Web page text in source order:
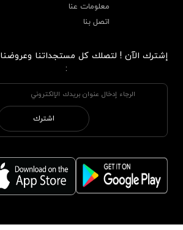
معلومات عنا
اتصل بنا
إشترك الآن ! لتصلك كل مستجداتنا
:
اشترك